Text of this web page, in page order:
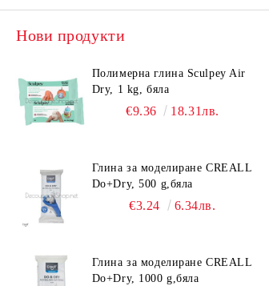
Нови продукти
Полимерна глина Sculpey Air
Dry, 1 kg, бяла
€9.36 18.31лв.
Глина за моделиране CREALL
Do+Dry, 500 g,бяла
€3.24 6.34лв.
Глина за моделиране CREALL
Do+Dry, 1000 g,бяла